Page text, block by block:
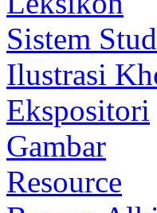
Sistem
Ilustrasi
Ekspositori
Gambar
Resource